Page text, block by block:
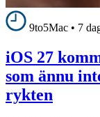
9to5Mac • 7
iOS 27
som ännu
rykten